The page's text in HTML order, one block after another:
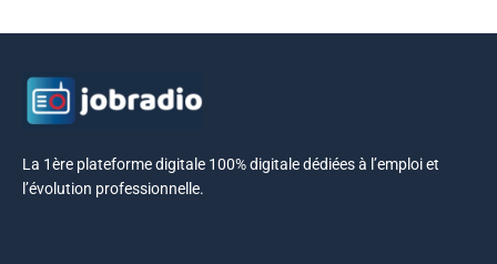
La 1ère plateforme digitale 100% digitale dédiées à l’emploi et
l’évolution professionnelle.